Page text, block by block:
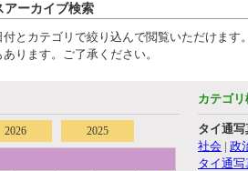
アーカイブ検索
とカテゴリで絞り込んで閲覧いただけます。
ります。ご了承ください。
2026 2025
カテゴリ
タイ通
社会 | 政
タイ通